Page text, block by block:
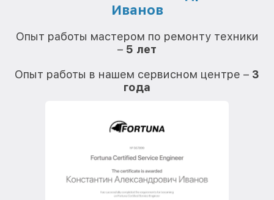
Иванов
Опыт работы мастером по ремонту техники
– 5 лет
Опыт работы в нашем сервисном центре – 3
года